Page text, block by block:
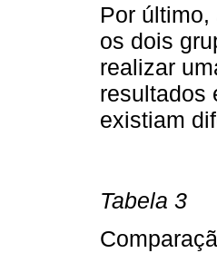
Por
os dois
realizar
resultados
existiam
Tabela 3